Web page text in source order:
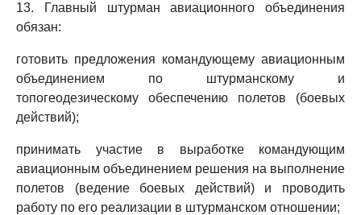
13. Главный штурман авиационного объединения
обязан:
готовить предложения командующему авиационным
объединением по штурманскому и
топогеодезическому обеспечению полетов (боевых
действий);
принимать участие в выработке командующим
авиационным объединением решения на выполнение
полетов (ведение боевых действий) и проводить
работу по его реализации в штурманском отношении;